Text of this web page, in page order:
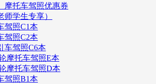
摩托车驾照优惠券
师学生专享）
驾照C1本
驾照C2本
车驾照C6本
摩托车驾照E本
摩托车驾照D本
驾照B1本